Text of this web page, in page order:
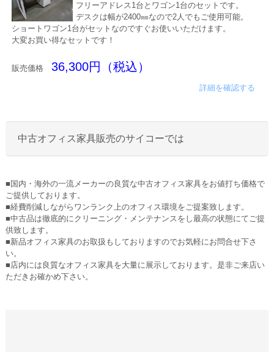
フリーアドレス1台とワゴン1台のセットです。
デスクは幅が2400㎜なので2人でもご使用可能。
ショートワゴン1台がセットなのですぐお使いいただけます。
大変お買い得なセットです！
販売価格 36,300円（税込）
詳細を確認する
中古オフィス家具販売のサイコーでは
■国内・海外の一流メーカーの良質な中古オフィス家具をお値打ち価格で
ご提供しております。
■経費削減しながらワンランク上のオフィス環境をご提案致します。
■中古品は徹底的にクリーニング・メンテナンスをし最高の状態にてご提
供致します。
■新品オフィス家具のお取扱もしておりますのでお気軽にお問合せ下さ
い。
■店内には良質なオフィス家具を大量に展示しております。是非ご来店い
ただきお確かめ下さい。